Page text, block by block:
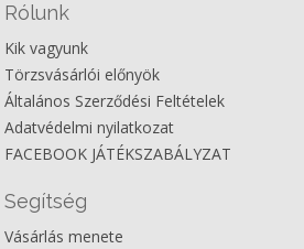
Rólunk
Kik vagyunk
Törzsvásárlói előnyök
Általános Szerződési Feltételek
Adatvédelmi nyilatkozat
FACEBOOK JÁTÉKSZABÁLYZAT
Segítség
Vásárlás menete